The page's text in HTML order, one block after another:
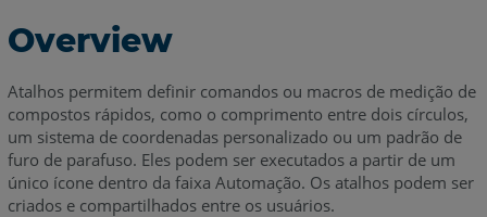
Overview
Atalhos permitem definir comandos ou macros de medição de
compostos rápidos, como o comprimento entre dois círculos,
um sistema de coordenadas personalizado ou um padrão de
furo de parafuso. Eles podem ser executados a partir de um
único ícone dentro da faixa Automação. Os atalhos podem ser
criados e compartilhados entre os usuários.